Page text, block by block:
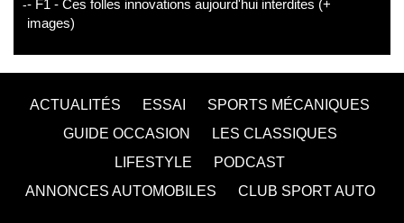
- F1 - Ces folles innovations aujourd'hui interdites (+
images)
ACTUALITÉS ESSAI
SPORTS MÉCANIQUES
GUIDE OCCASION
LES CLASSIQUES
LIFESTYLE
PODCAST
ANNONCES AUTOMOBILES
CLUB SPORT AUTO